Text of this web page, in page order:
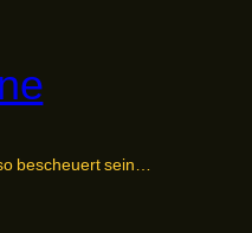
bescheuert sein…